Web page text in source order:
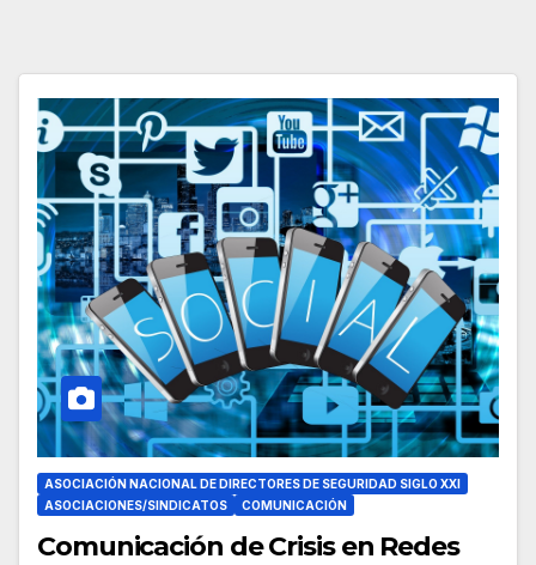
ASOCIACIÓN NACIONAL DE DIRECTORES DE SEGURIDAD SIGLO XXI
ASOCIACIONES/SINDICATOS
COMUNICACIÓN
Comunicación de Crisis en Redes